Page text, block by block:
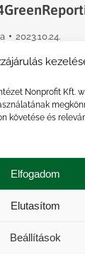
Nonprofit Kft.
követése és
Elfogadom
Elutasítom
Beállítások
2023.10.24.
Visegrad
kutatási
V4